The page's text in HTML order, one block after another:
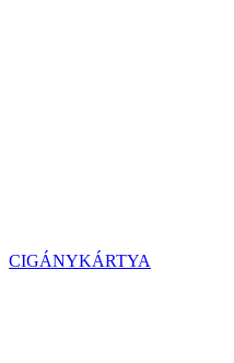
CIGÁNYKÁRTYA